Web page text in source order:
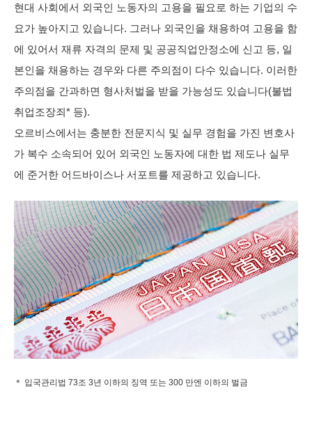
현대 사회에서 외국인 노동자의 고용을 필요로 하는 기업의 수
요가 높아지고 있습니다. 그러나 외국인을 채용하여 고용을 함
에 있어서 재류 자격의 문제 및 공공직업안정소에 신고 등, 일
본인을 채용하는 경우와 다른 주의점이 다수 있습니다. 이러한
주의점을 간과하면 형사처벌을 받을 가능성도 있습니다(불법
취업조장죄* 등).
오르비스에서는 충분한 전문지식 및 실무 경험을 가진 변호사
가 복수 소속되어 있어 외국인 노동자에 대한 법 제도나 실무
에 준거한 어드바이스나 서포트를 제공하고 있습니다.
＊ 입국관리법 73조 3년 이하의 징역 또는 300 만엔 이하의 벌금